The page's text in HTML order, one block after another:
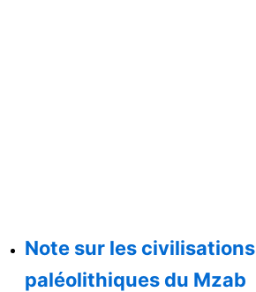
Note sur les civilisations
paléolithiques du Mzab